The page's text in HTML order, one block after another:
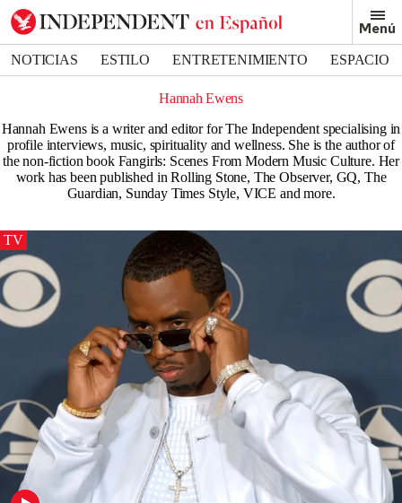
Menú
NOTICIAS ESTILO ENTRETENIMIENTO
ESPACIO
Hannah Ewens
Hannah Ewens is a writer and editor for The Independent specialising in
profile interviews, music, spirituality and wellness. She is the author of
the non-fiction book Fangirls: Scenes From Modern Music Culture. Her
work has been published in Rolling Stone, The Observer, GQ, The
Guardian, Sunday Times Style, VICE and more.
TV